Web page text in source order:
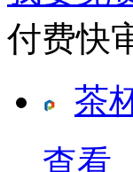
付费快
茶
查看